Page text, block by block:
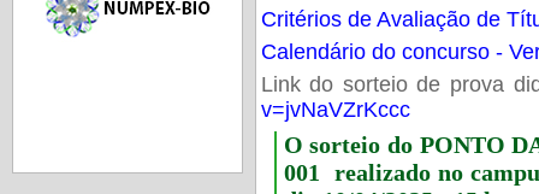
Critérios de Avaliação de
Calendário do concurso -
Link do sorteio de prova
v=jvNaVZrKccc
O sorteio do PONTO
001 realizado no